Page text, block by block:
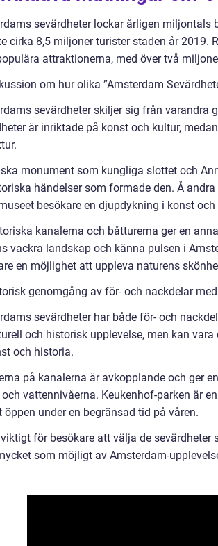
sevärdheter lockar årligen
cirka 8,5 miljoner turister staden år 2019.
attraktionerna, med över två
om hur olika ”Amsterdam
sevärdheter skiljer sig från varandra
är inriktade på konst och kultur,
monument som kungliga slottet och
händelser som formade den. Å
besökare en djupdykning i konst
kanalerna och båtturerna ger en
vackra landskap och känna pulsen i
en möjlighet att uppleva naturens
genomgång av för- och nackdelar
sevärdheter har både för- och
och historisk upplevelse, men kan
och historia.
på kanalerna är avkopplande och ger
vattennivåerna. Keukenhof-parken är
öppen under en begränsad tid på våren.
för besökare att välja de
som möjligt av Amsterdam-